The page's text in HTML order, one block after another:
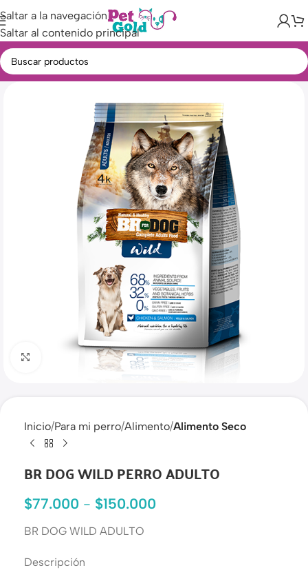
Saltar a la navegación
Saltar al contenido principal
Haga clic para ampliar
Inicio Para mi perro Alimento Alimento Seco
BR DOG WILD PERRO ADULTO
$77.000 - $150.000
BR DOG WILD ADULTO
Descripción